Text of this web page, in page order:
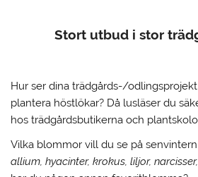
Stort utbud i stor
Hur ser dina trädgårds-/
plantera höstlökar? Då lusläser du
hos trädgårdsbutikerna och
Vilka blommor vill du se på
allium, hyacinter, krokus, liljor,